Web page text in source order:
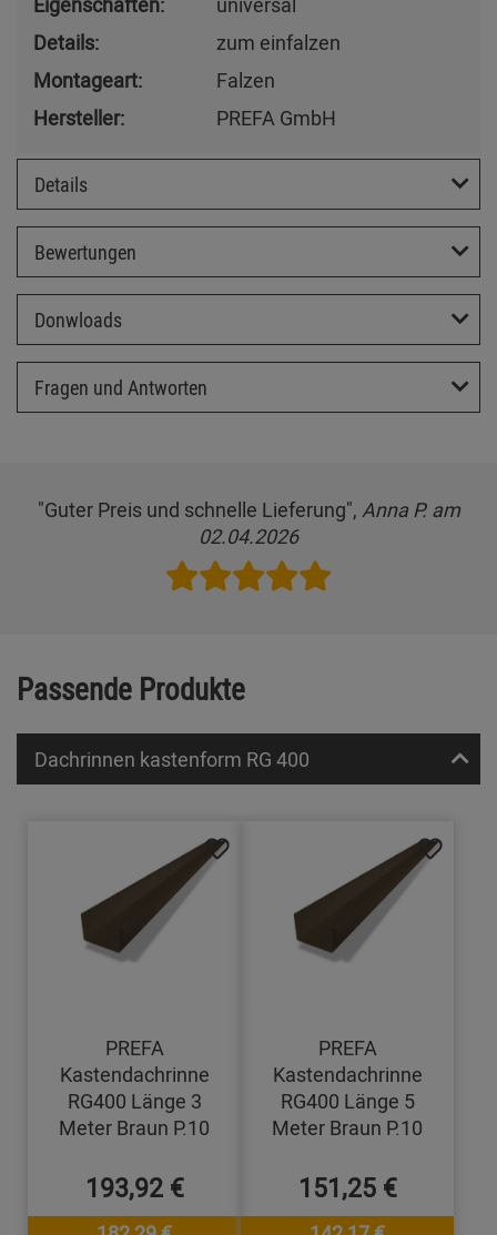
Details:
zum einfalzen
Montageart:
Falzen
Hersteller:
PREFA GmbH
Details
Bewertungen
Donwloads
Fragen und Antworten
"Guter Preis und schnelle Lieferung", Anna P. am
02.04.2026
Passende Produkte
Dachrinnen kastenform RG 400
PREFA
Kastendachrinne
RG400 Länge 3
Meter Braun P.10
193,92 €
PREFA
Kastendachrinne
RG400 Länge 5
Meter Braun P.10
151,25 €